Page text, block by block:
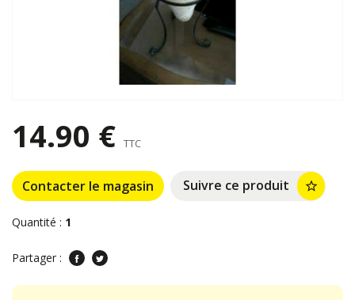
14.90 € TTC
Contacter le magasin Suivre ce produit star_border
Quantité : 1
Partager :